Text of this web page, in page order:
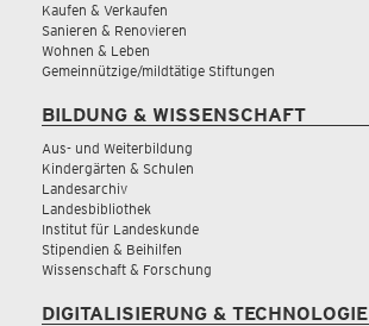
Kaufen & Verkaufen
Sanieren & Renovieren
Wohnen & Leben
Gemeinnützige/mildtätige Stiftungen
BILDUNG & WISSENSCHAFT
Aus- und Weiterbildung
Kindergärten & Schulen
Landesarchiv
Landesbibliothek
Institut für Landeskunde
Stipendien & Beihilfen
Wissenschaft & Forschung
DIGITALISIERUNG & TECHNOLOGIE